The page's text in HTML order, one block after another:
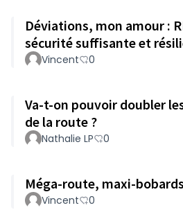
Déviations, mon amour :
sécurité suffisante et
Vincent 0
Va-t-on pouvoir doubler
de la route ?
Nathalie LP 0
Méga-route, maxi-
Vincent 0